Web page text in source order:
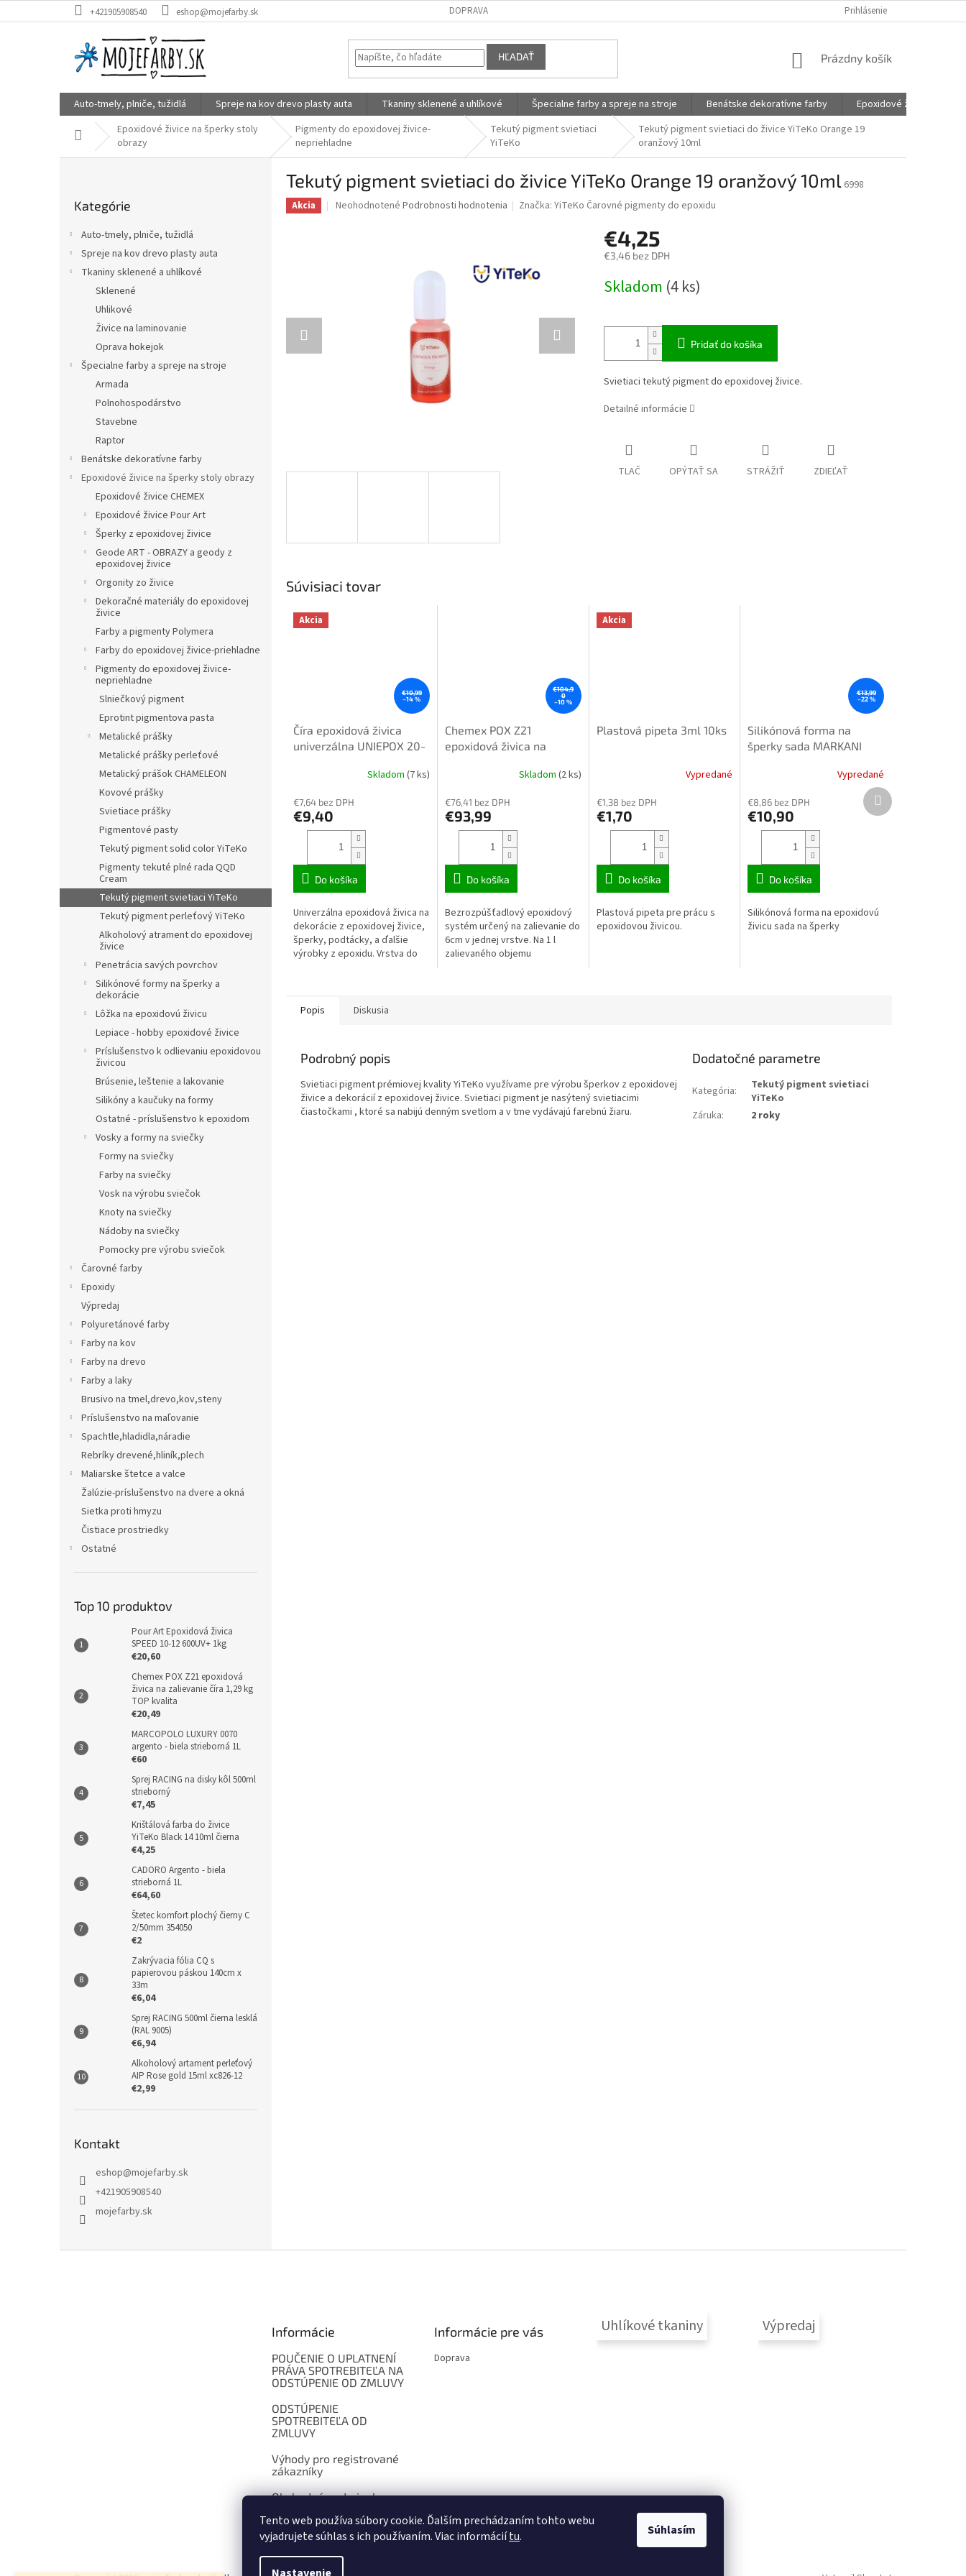
Tento web používa súbory cookie. Ďalším prechádzaním tohto webu
vyjadrujete súhlas s ich používaním. Viac informáciítu. Súhlasím
na
+421905908540 eshop@mojefarby.sk DOPRAVA Prihlásenie
HĽADAŤ
NÁKUPNÝ
Prázdny košík
Auto-tmely, plniče, tužidlá Spreje na kov drevo plasty auta Tkaniny sklenené a uhlíkové Špecialne farby a spreje na stroje Benátske dekoratívne farby Epoxidové živice na
DomovEpoxidové živice na šperky stoly
obrazy
Pigmenty do epoxidovej živice-
nepriehladne
Tekutý pigment svietiaci
YiTeKo
Tekutý pigment svietiaci do živice YiTeKo Orange 19
oranžový 10ml
kategórie
Kategórie
Auto-tmely, plniče, tužidlá
Spreje na kov drevo plasty auta
Tkaniny sklenené a uhlíkové
Sklenené
Uhlikové
Živice na laminovanie
Oprava hokejok
Špecialne farby a spreje na stroje
Armada
Polnohospodárstvo
Stavebne
Raptor
Benátske dekoratívne farby
Epoxidové živice na šperky stoly obrazy
Epoxidové živice CHEMEX
Epoxidové živice Pour Art
Šperky z epoxidovej živice
Geode ART - OBRAZY a geody z
epoxidovej živice
Orgonity zo živice
Dekoračné materiály do epoxidovej
živice
Farby a pigmenty Polymera
Farby do epoxidovej živice-priehladne
Pigmenty do epoxidovej živice-
nepriehladne
Slniečkový pigment
Eprotint pigmentova pasta
Metalické prášky
Metalické prášky perleťové
Metalický prášok CHAMELEON
Kovové prášky
Svietiace prášky
Pigmentové pasty
Tekutý pigment solid color YiTeKo
Pigmenty tekuté plné rada QQD
Cream
Tekutý pigment svietiaci YiTeKo
Tekutý pigment perleťový YiTeKo
Alkoholový atrament do epoxidovej
živice
Penetrácia savých povrchov
Silikónové formy na šperky a
dekorácie
Lôžka na epoxidovú živicu
Lepiace - hobby epoxidové živice
Príslušenstvo k odlievaniu epoxidovou
živicou
Brúsenie, leštenie a lakovanie
Silikóny a kaučuky na formy
Ostatné - príslušenstvo k epoxidom
Vosky a formy na sviečky
Formy na sviečky
Farby na sviečky
Vosk na výrobu sviečok
Knoty na sviečky
Nádoby na sviečky
Pomocky pre výrobu sviečok
Čarovné farby
Epoxidy
Výpredaj
Polyuretánové farby
Farby na kov
Farby na drevo
Farby a laky
Brusivo na tmel,drevo,kov,steny
Príslušenstvo na maľovanie
Spachtle,hladidla,náradie
Rebríky drevené,hliník,plech
Maliarske štetce a valce
Žalúzie-príslušenstvo na dvere a okná
Sietka proti hmyzu
Čistiace prostriedky
Ostatné
Top 10 produktov
Pour Art Epoxidová živica
SPEED 10-12 600UV+ 1kg
€20,60
Chemex POX Z21 epoxidová
živica na zalievanie číra 1,29 kg
TOP kvalita
€20,49
MARCOPOLO LUXURY 0070
argento - biela strieborná 1L
€60
Sprej RACING na disky kôl 500ml
strieborný
€7,45
Krištálová farba do živice
YiTeKo Black 14 10ml čierna
€4,25
CADORO Argento - biela
strieborná 1L
€64,60
Štetec komfort plochý čierny C
2/50mm 354050
€2
Zakrývacia fólia CQ s
papierovou páskou 140cm x
33m
€6,04
Sprej RACING 500ml čierna lesklá
(RAL 9005)
€6,94
Alkoholový artament perleťový
AIP Rose gold 15ml xc826-12
€2,99
Kontakt
eshop@mojefarby.sk
+421905908540
mojefarby.sk
Tekutý pigment svietiaci do živice YiTeKo Orange 19 oranžový 10ml 6998
Akcia
Priemerné
Neohodnotené Podrobnosti hodnotenia Značka:YiTeKo Čarovné pigmenty do epoxidu
€4,25
€3,46 bez DPH
cena:
Skladom (4 ks)
Pridať do košíka
Svietiaci tekutý pigment do epoxidovej živice.
Detailné informácie
TLAČ OPÝTAŤ SA STRÁŽIŤ ZDIEĽAŤ
Súvisiaci tovar
Akcia
€10,99
–14 %
Číra epoxidová živica
univerzálna UNIEPOX 20-
produktu
je
hviezdičiek.
Skladom (7 ks)
€7,64 bez DPH
€9,40
Do košíka
Univerzálna epoxidová živica na
dekorácie z epoxidovej živice,
šperky, podtácky, a ďalšie
výrobky z epoxidu. Vrstva do
€104,9
0
–10 %
Chemex POX Z21
epoxidová živica na
produktu
je
hviezdičiek.
Skladom (2 ks)
€76,41 bez DPH
€93,99
Do košíka
Bezrozpúšťadlový epoxidový
systém určený na zalievanie do
6cm v jednej vrstve. Na 1 l
zalievaného objemu
Akcia
Plastová pipeta 3ml 10ks
Vypredané
€1,38 bez DPH
€1,70
Do košíka
Plastová pipeta pre prácu s
epoxidovou živicou.
€13,99
–22 %
Silikónová forma na
šperky sada MARKANI
Vypredané
€8,86 bez DPH
€10,90
Do košíka
Silikónová forma na epoxidovú
živicu sada na šperky
Ďalší
produkt
Popis Diskusia
Podrobný popis
Svietiaci pigment prémiovej kvality YiTeKo využívame pre výrobu šperkov z epoxidovej
živice a dekorácií z epoxidovej živice. Svietiaci pigment je nasýtený svietiacimi
čiastočkami , ktoré sa nabijú denným svetlom a v tme vydávajú farebnú žiaru.
Dodatočné parametre
Kategória:
Tekutý pigment svietiaci
YiTeKo
Záruka: 2 roky
Informácie
POUČENIE O UPLATNENÍ
PRÁVA SPOTREBITEĽA NA
ODSTÚPENIE OD ZMLUVY
ODSTÚPENIE
SPOTREBITEĽA OD
ZMLUVY
Výhody pro registrované
zákazníky
Obchodné podmienky
Kontakt
Informácie pre vás
Doprava
Uhlíkové tkaniny Výpredaj